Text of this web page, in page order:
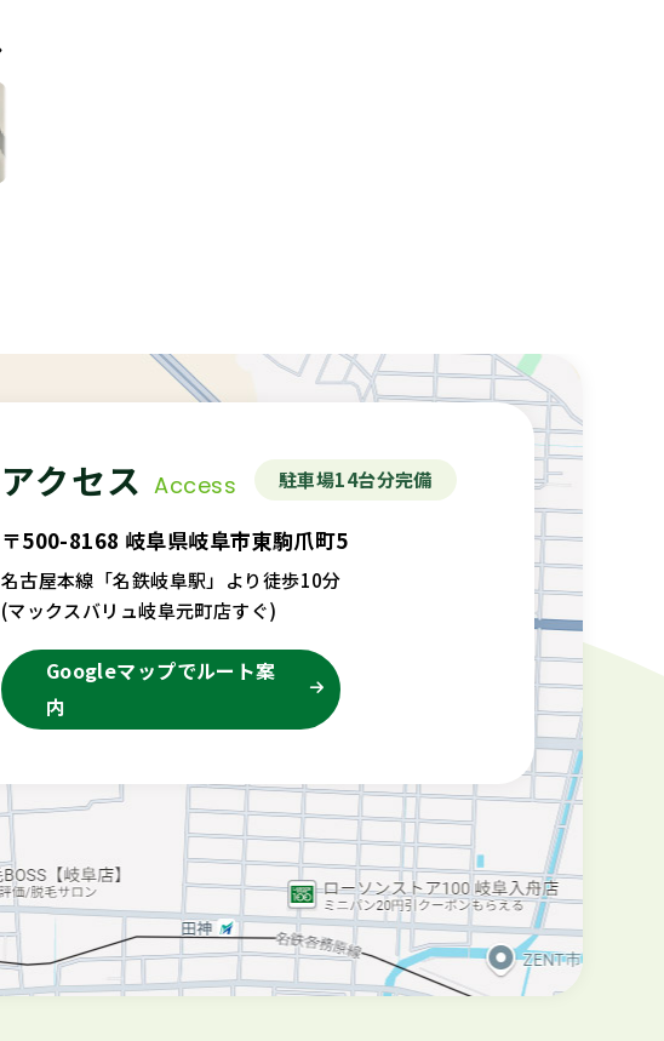
アクセス Access 駐車場14台分完備
〒500-8168 岐阜県岐阜市東駒爪町5
名古屋本線「名鉄岐阜駅」より徒歩10分
(マックスバリュ岐阜元町店すぐ)
Googleマップでルート案
内